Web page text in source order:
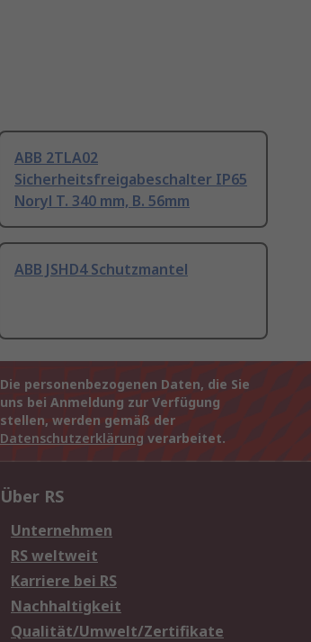
ABB 2TLA02
Sicherheitsfreigabeschalter IP65
Noryl T. 340 mm, B. 56mm
ABB JSHD4 Schutzmantel
Die personenbezogenen Daten, die Sie
uns bei Anmeldung zur Verfügung
stellen, werden gemäß der
Datenschutzerklärung verarbeitet.
Über RS
Unternehmen
RS weltweit
Karriere bei RS
Nachhaltigkeit
Qualität/Umwelt/Zertifikate